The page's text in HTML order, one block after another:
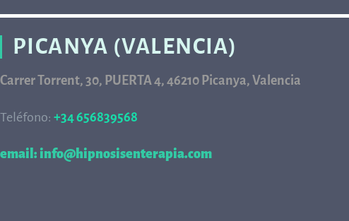
PICANYA (VALENCIA)
Carrer Torrent, 30, PUERTA 4, 46210 Picanya, Valencia
Teléfono: +34 656839568
email: info@hipnosisenterapia.com